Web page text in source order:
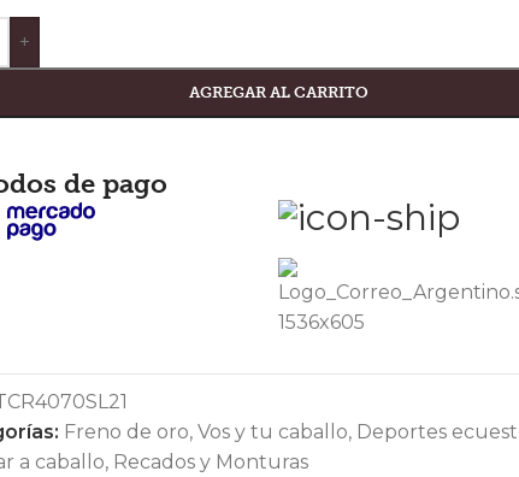
+
AGREGAR AL CARRITO
de pago
Freno de oro, Vos y tu caballo, Deportes
a caballo, Recados y Monturas